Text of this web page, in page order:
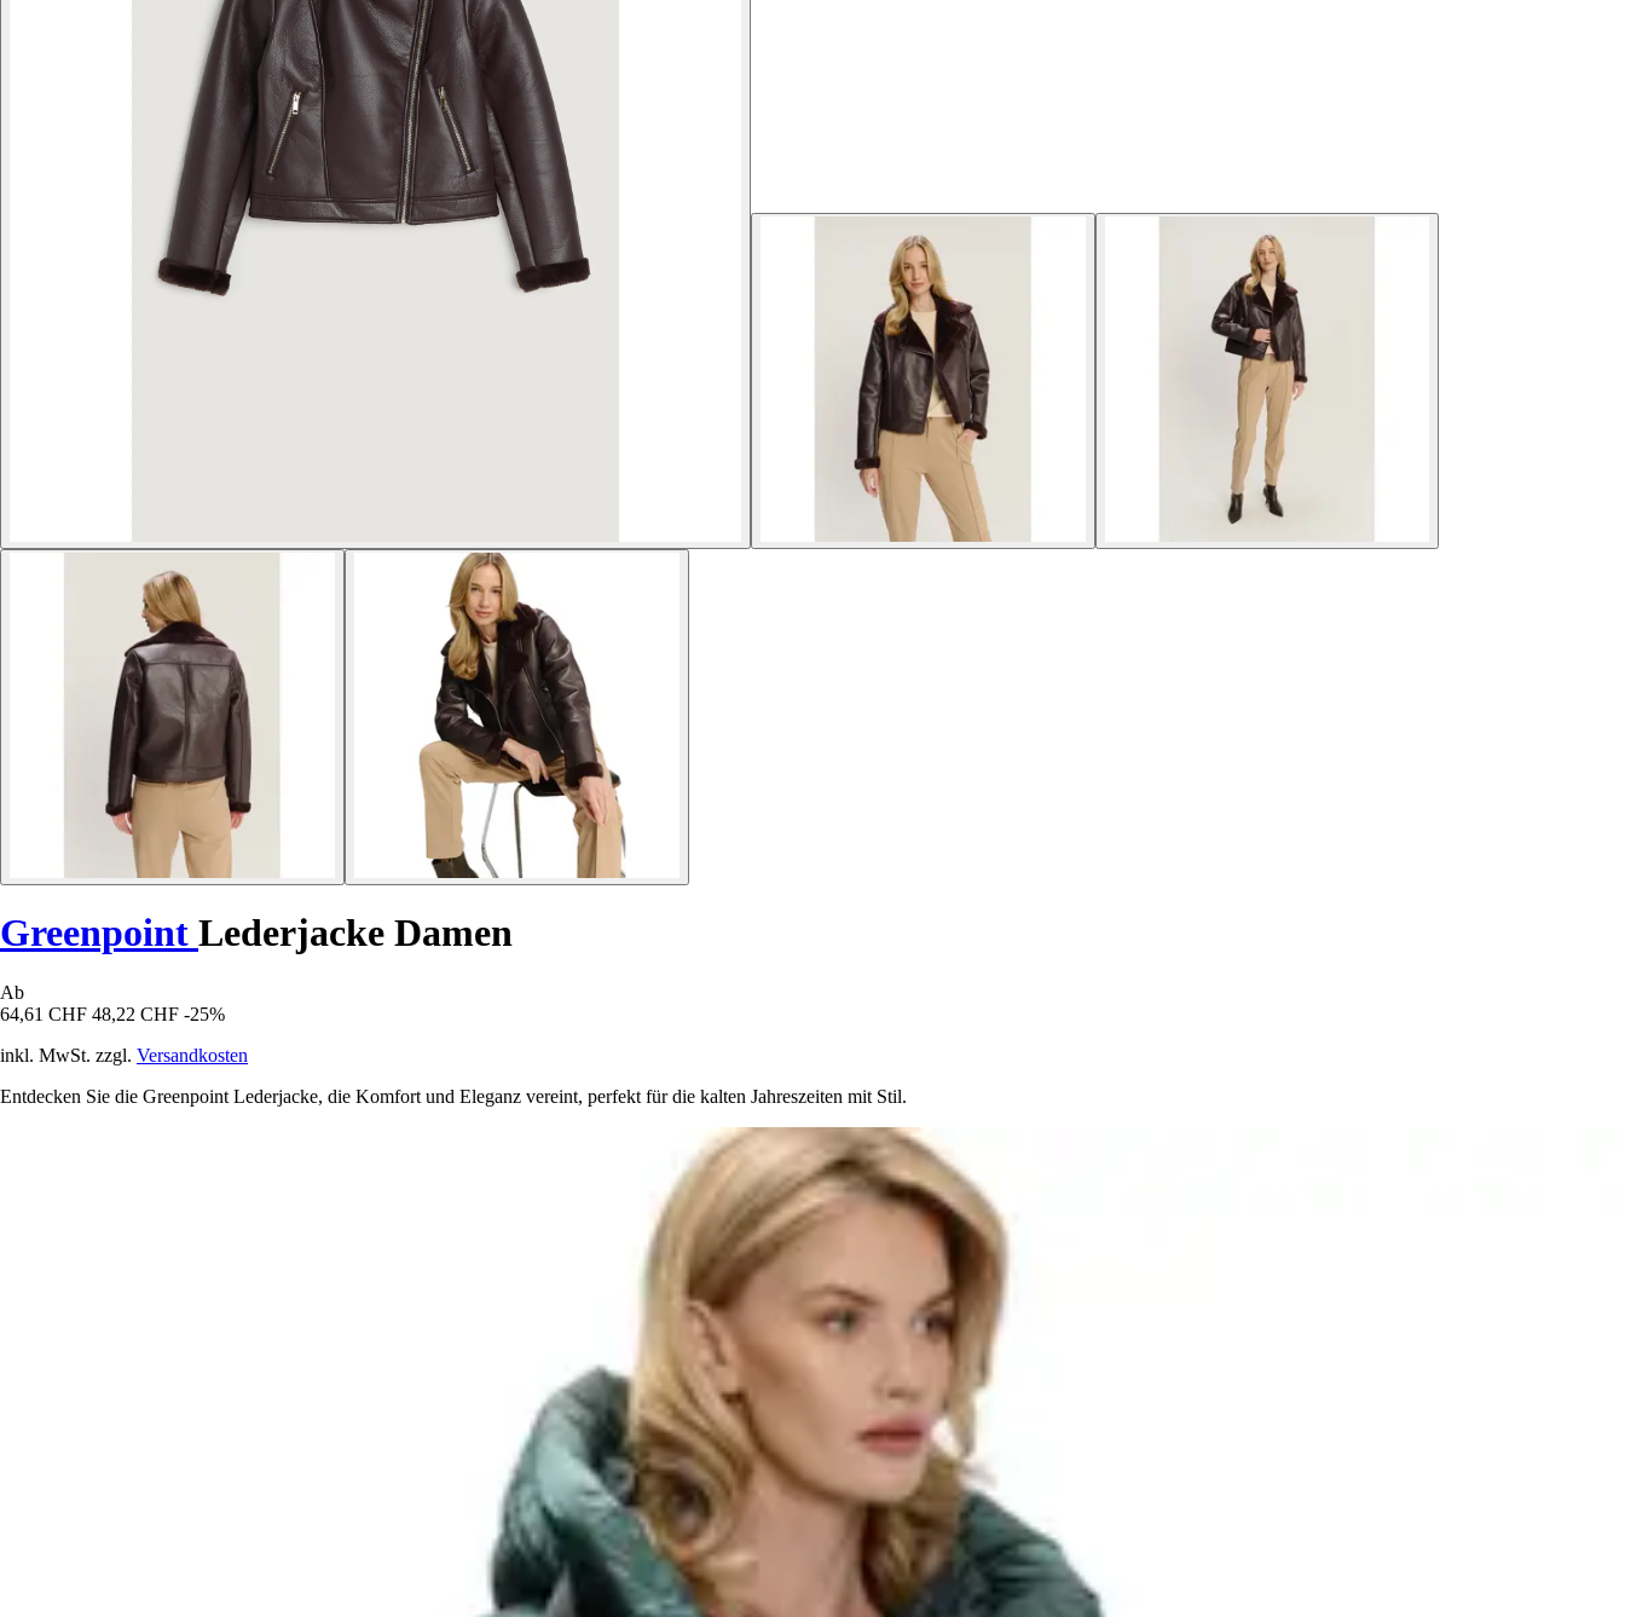
Greenpoint Lederjacke Damen
Ab
64,61 CHF 48,22 CHF -25%
inkl. MwSt. zzgl. Versandkosten
Entdecken Sie die Greenpoint Lederjacke, die Komfort und Eleganz vereint, perfekt für die kalten Jahreszeiten mit Stil.